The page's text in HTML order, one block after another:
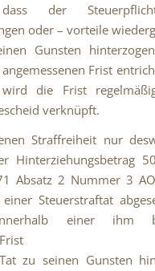
der
oder – vorteile
Gunsten
Frist
die Frist
verknüpft.
Straffreiheit nur
Hinterziehungsbetrag
Absatz 2 Nummer 3
Steuerstraftat
einer ihm
zu seinen Gunsten